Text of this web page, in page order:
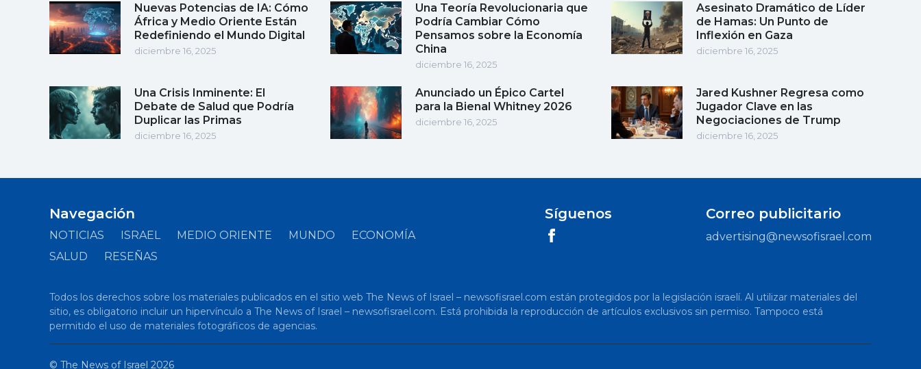
Nuevas Potencias de IA: Cómo
África y Medio Oriente Están
Redefiniendo el Mundo Digital
diciembre 16, 2025
Una Teoría Revolucionaria que
Podría Cambiar Cómo
Pensamos sobre la Economía
China
diciembre 16, 2025
Asesinato Dramático de Líder
de Hamas: Un Punto de
Inflexión en Gaza
diciembre 16, 2025
Una Crisis Inminente: El
Debate de Salud que Podría
Duplicar las Primas
diciembre 16, 2025
Anunciado un Épico Cartel
para la Bienal Whitney 2026
diciembre 16, 2025
Jared Kushner Regresa como
Jugador Clave en las
Negociaciones de Trump
diciembre 16, 2025
Navegación
NOTICIAS ISRAEL MEDIO ORIENTE MUNDO
ECONOMÍA
SALUD
RESEÑAS
Síguenos Correo publicitario
advertising@newsofisrael.com
Todos los derechos sobre los materiales publicados en el sitio web The News of Israel – newsofisrael.com están protegidos por la legislación israelí. Al utilizar materiales del
sitio, es obligatorio incluir un hipervínculo a The News of Israel – newsofisrael.com. Está prohibida la reproducción de artículos exclusivos sin permiso. Tampoco está
permitido el uso de materiales fotográficos de agencias.
© The News of Israel 2026